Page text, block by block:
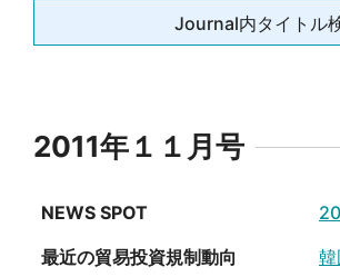
Journal内タイトル
2011年１１月号
NEWS SPOT
最近の貿易投資規制動向